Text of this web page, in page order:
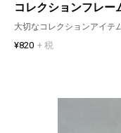
コレクションフレ
大切なコレクションアイテ
¥820 + 税